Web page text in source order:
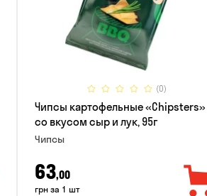
(0)
Чипсы картофельные «Chipsters»
со вкусом сыр и лук, 95г
Чипсы
63,00
грн за 1 шт